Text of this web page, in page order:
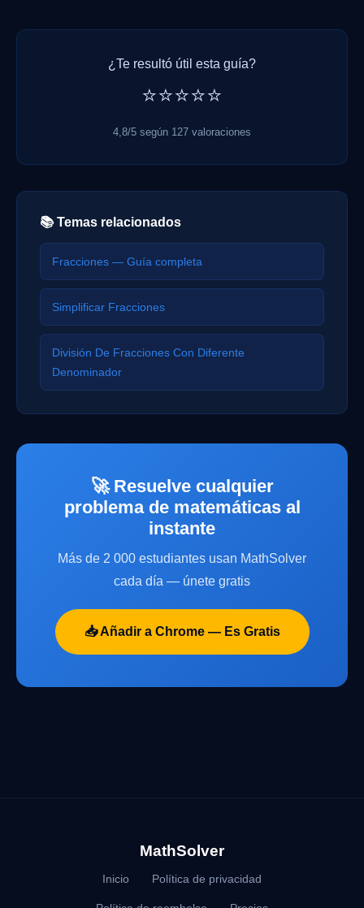
¿Te resultó útil esta guía?
⭐⭐⭐⭐⭐
4,8/5 según 127 valoraciones
📚 Temas relacionados
Fracciones — Guía completa
Simplificar Fracciones
División De Fracciones Con Diferente
Denominador
🚀 Resuelve cualquier
problema de matemáticas al
instante
Más de 2 000 estudiantes usan MathSolver
cada día — únete gratis
📥 Añadir a Chrome — Es Gratis
MathSolver
Inicio Política de privacidad